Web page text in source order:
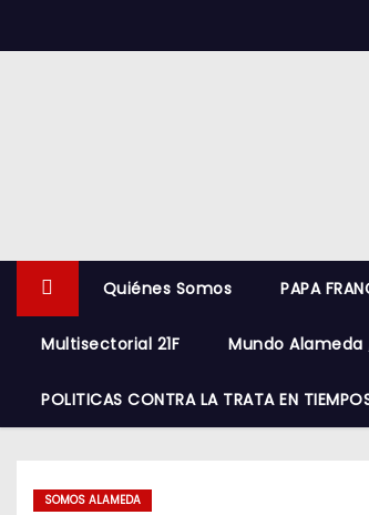
k
n
Quiénes Somos PAPA
Multisectorial 21F Mundo Alameda
POLITICAS CONTRA LA TRATA EN
SOMOS ALAMEDA